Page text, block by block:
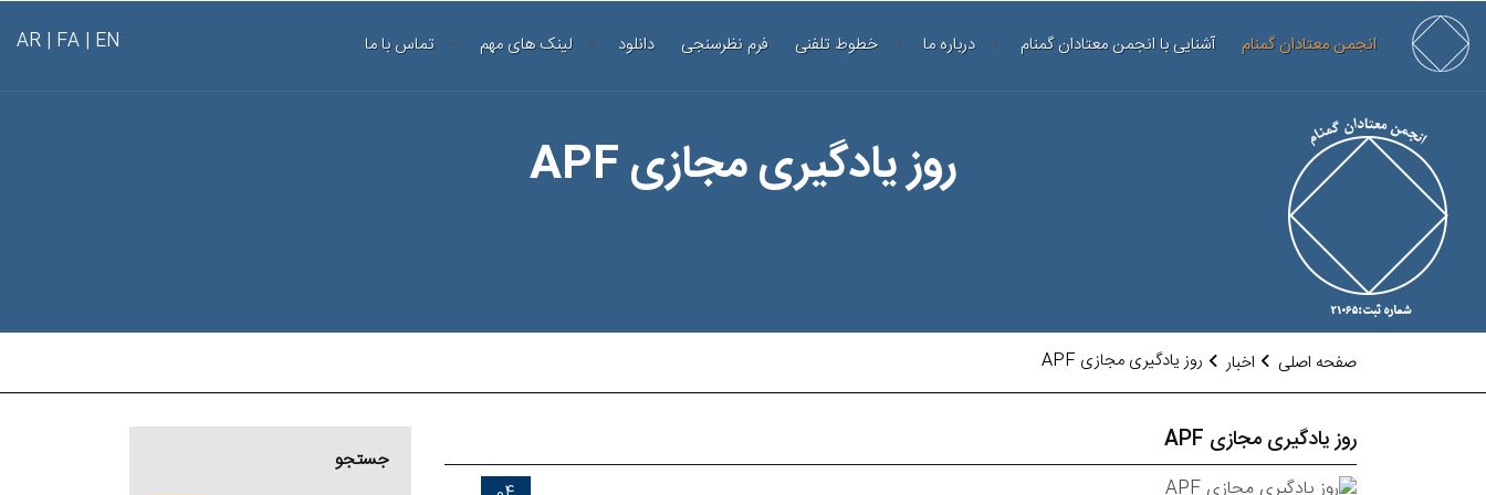
EN |
FA |
AR انجمن معتادان گمنام آشنایی با انجمن معتادان گمنام درباره ما خطوط تلفنی فرم نظرسنجی دانلود لینک های مهم تماس با ما
روز یادگیری مجازی APF
صفحه اصلی اخبار روز یادگیری مجازی APF
روز یادگیری مجازی APF
جستجو